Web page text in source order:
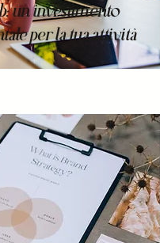
un investimento
per la tua attività